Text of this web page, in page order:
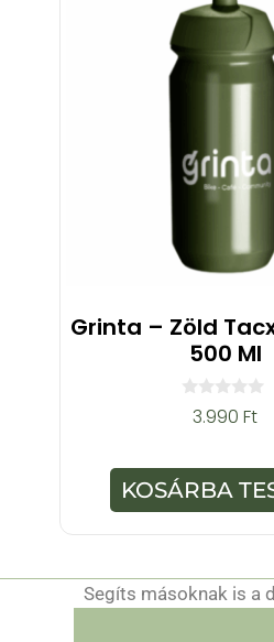
Grinta – Zöld
500 Ml
-
b
ő
l
3.990Ft
KOSÁRBA
Segíts másoknak is a